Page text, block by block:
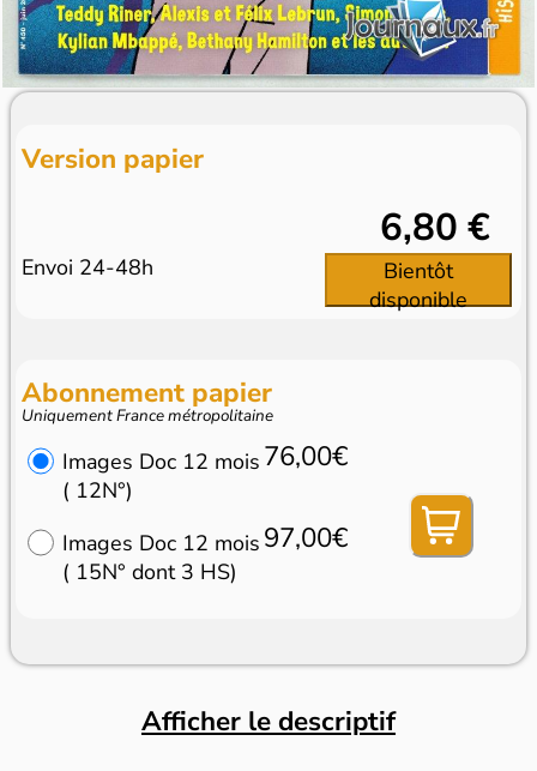
Version papier
Envoi 24-48h
6,80 €
Bientôt
disponible
Abonnement papier
Uniquement France métropolitaine
Images Doc 12 mois
( 12N°)
76,00€
Images Doc 12 mois
( 15N° dont 3 HS)
97,00€
Afficher le descriptif